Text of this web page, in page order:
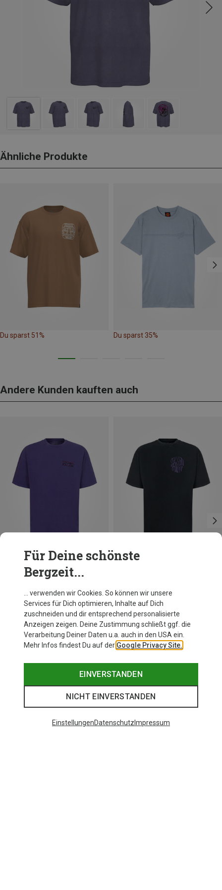
Ähnliche Produkte
Du sparst 51% Du sparst 35%
Andere Kunden kauften auch
Du sparst 61%
Für Deine schönste
Bergzeit...
… verwenden wir Cookies. So können wir unsere
Services für Dich optimieren, Inhalte auf Dich
zuschneiden und dir entsprechend personalisierte
Anzeigen zeigen. Deine Zustimmung schließt ggf. die
Verarbeitung Deiner Daten u.a. auch in den USA ein.
Mehr Infos findest Du auf der Google Privacy Site.
EINVERSTANDEN
NICHT EINVERSTANDEN
EinstellungenDatenschutz Impressum